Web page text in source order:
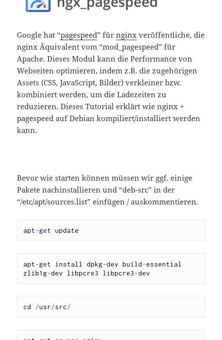
Google hat “pagespeed” fürnginx veröffentliche, die
nginx Äquivalent vom “mod_pagespeed” für
Apache. Dieses Modul kann die Performance von
Webseiten optimieren, indem z.B. die zugehörigen
Assets (CSS, JavaScript, Bilder) verkleiner bzw.
kombiniert werden, um die Ladezeiten zu
reduzieren. Dieses Tutorial erklärt wie nginx +
pagespeed auf Debian kompiliert/installiert werden
kann.
Bevor wie starten können müssen wir ggf. einige
Pakete nachinstallieren und “deb-src” in der
“/etc/apt/sources.list” einfügen / auskommentieren.
apt-get update
apt-get install dpkg-dev build-essential
zlib1g-dev libpcre3 libpcre3-dev
cd /usr/src/